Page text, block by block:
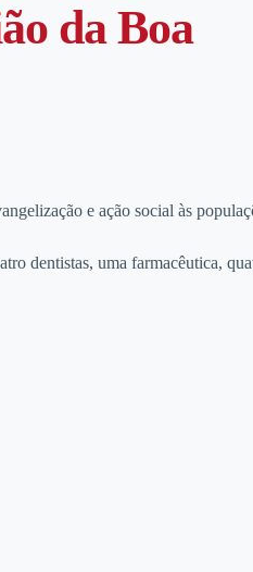
da Boa
e ação social às
dentistas, uma farmacêutica,